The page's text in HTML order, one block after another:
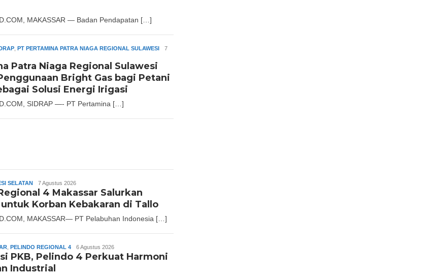
MAKASSAR — Badan Pendapatan […]
PT PERTAMINA PATRA NIAGA REGIONAL SULAWESI Slamet
7
Patra Niaga Regional Sulawesi
Bright Gas bagi Petani
Solusi Energi Irigasi
SIDRAP —- PT Pertamina […]
SELATAN Admin
7 Agustus 2026
4 Makassar Salurkan
Korban Kebakaran di Tallo
MAKASSAR— PT Pelabuhan Indonesia […]
PELINDO REGIONAL 4 Slamet
Riady
6 Agustus 2026
PKB, Pelindo 4 Perkuat Harmoni
Industrial